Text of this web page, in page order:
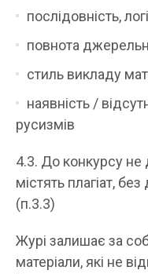
послідовність,
повнота
стиль викладу
наявність /
русизмів
4.3. До конкурсу не
містять плагіат,
(п.3.3)
Журі залишає за
матеріали, які не